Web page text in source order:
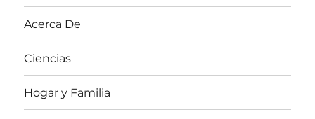
Acerca De
Ciencias
Hogar y Familia